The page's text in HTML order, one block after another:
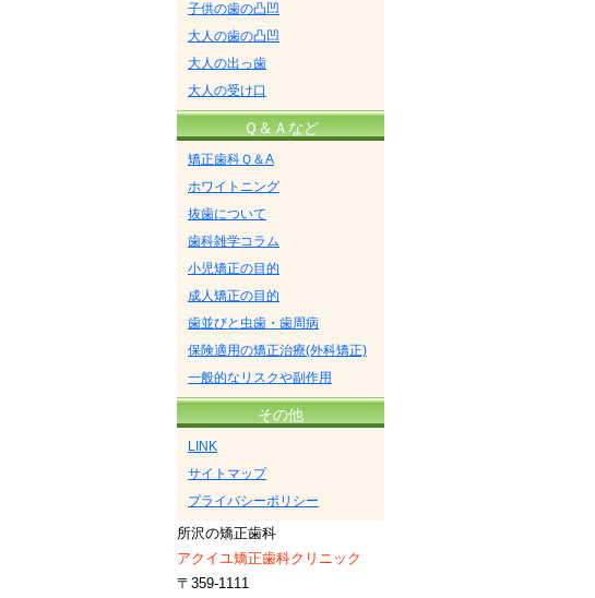
子供の歯の凸凹
大人の歯の凸凹
大人の出っ歯
大人の受け口
Ｑ＆Ａなど
矯正歯科Ｑ＆A
ホワイトニング
抜歯について
歯科雑学コラム
小児矯正の目的
成人矯正の目的
歯並びと虫歯・歯周病
保険適用の矯正治療(外科矯正)
一般的なリスクや副作用
その他
LINK
サイトマップ
プライバシーポリシー
所沢の矯正歯科
アクイユ矯正歯科クリニック
〒359-1111